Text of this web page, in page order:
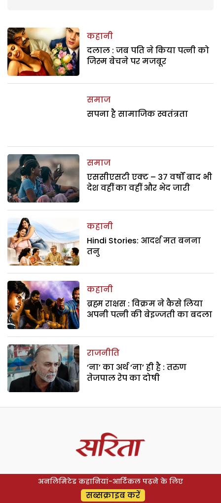
कहानी
दलाल : जब पति ने किया पत्नी को
जिस्म बेचने पर मजबूर
समाज
सपना है सामाजिक स्वतंत्रता
समाज
एससीएसटी एक्ट – 37 वर्षों बाद भी
देश वहीं का वहीं और भेद जारी
कहानी
Hindi Stories: आदर्श मत बनना
तनु
कहानी
ब्रह्म राक्षस : विक्रम ने कैसे लिया
अपनी पत्नी की बेइज्जती का बदला
राजनीति
‘ना’ का अर्थ ‘ना’ ही है : तरुण
तेजपाल रेप का दोषी
अनलिमिटेड कहानियां-आर्टिकल पढ़ने के लिए
सब्सक्राइब करें